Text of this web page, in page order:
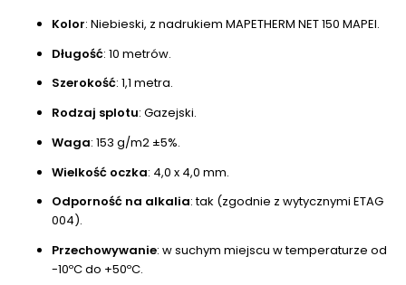
Kolor: Niebieski, z nadrukiem MAPETHERM NET 150 MAPEI.
Długość: 10 metrów.
Szerokość: 1,1 metra.
Rodzaj splotu: Gazejski.
Waga: 153 g/m2 ±5%.
Wielkość oczka: 4,0 x 4,0 mm.
Odporność na alkalia: tak (zgodnie z wytycznymi ETAG
004).
Przechowywanie: w suchym miejscu w temperaturze od
-10ºC do +50ºC.